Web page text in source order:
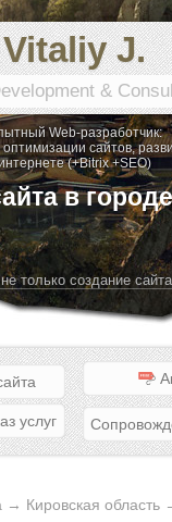
Vitaliy J.
&
Web-разработчик:
оптимизации сайтов,
(+Bitrix +SEO)
в
только создание
услуг
→ Кировская